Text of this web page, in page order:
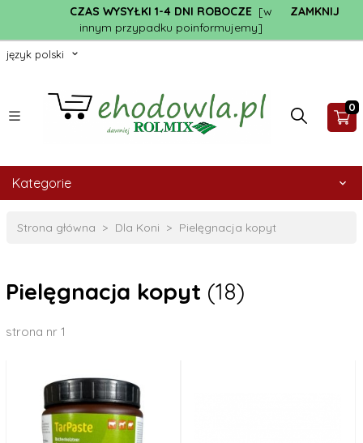
CZAS WYSYŁKI 1-4 DNI ROBOCZE[w
innym przypadku poinformujemy]
ZAMKNIJ
język polski
0
Kategorie
Strona główna Dla Koni Pielęgnacja kopyt
Pielęgnacja kopyt (18)
strona nr 1